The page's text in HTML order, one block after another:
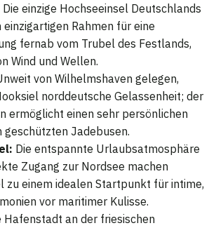
Die einzige Hochseeinsel Deutschlands
Rahmen für eine
fernab vom Trubel des Festlands,
Wind und Wellen.
von Wilhelmshaven gelegen,
norddeutsche Gelassenheit; der
ermöglicht einen sehr persönlichen
geschützten Jadebusen.
Die entspannte Urlaubsatmosphäre
Zugang zur Nordsee machen
zu einem idealen Startpunkt für intime,
vor maritimer Kulisse.
Hafenstadt an der friesischen